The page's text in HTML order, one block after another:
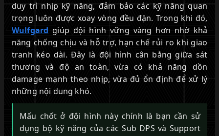
duy trì nhịp kỹ năng, đảm bảo các kỹ năng quan
trọng luôn được xoay vòng đều đặn. Trong khi đó,
Wulfgard giúp đội hình vững vàng hơn nhờ khả
năng chống chịu và hỗ trợ, hạn chế rủi ro khi giao
tranh kéo dài. Đây là đội hình cân bằng giữa sát
thương và độ an toàn, vừa có khả năng dồn
damage mạnh theo nhịp, vừa đủ ổn định để xử lý
những nội dung khó.
Mấu chốt ở đội hình này chính là bạn cần sử
dụng bộ kỹ năng của các Sub DPS và Support